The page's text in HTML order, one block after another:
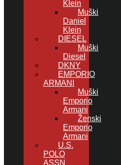
Klein
Muški
Daniel
Klein
DIESEL
Muški
Diesel
DKNY
EMPORIO
ARMANI
Muški
Emporio
Armani
Ženski
Emporio
Armani
U.S.
POLO
ASSN